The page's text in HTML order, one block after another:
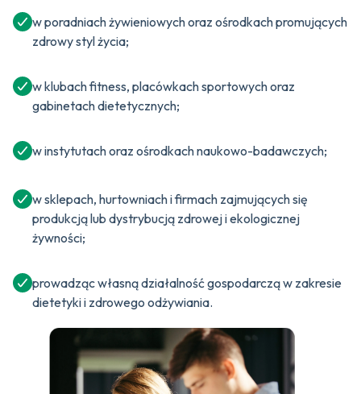
w poradniach żywieniowych oraz ośrodkach promujących
zdrowy styl życia;
w klubach fitness, placówkach sportowych oraz
gabinetach dietetycznych;
w instytutach oraz ośrodkach naukowo-badawczych;
w sklepach, hurtowniach i firmach zajmujących się
produkcją lub dystrybucją zdrowej i ekologicznej
żywności;
prowadząc własną działalność gospodarczą w zakresie
dietetyki i zdrowego odżywiania.